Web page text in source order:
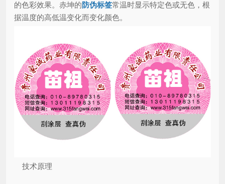
的色彩效果。赤坤的防伪标签常温时显示特定色或无色，根
据温度的高低温变化而变化颜色。
技术原理